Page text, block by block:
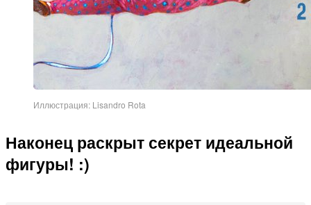
Иллюстрация: Lisandro Rota
Наконец раскрыт секрет идеальной
фигуры! :)